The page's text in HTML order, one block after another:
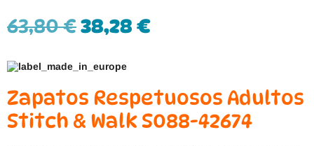
63,80€38,28 €
Zapatos Respetuosos Adultos
Stitch & Walk S088-42674